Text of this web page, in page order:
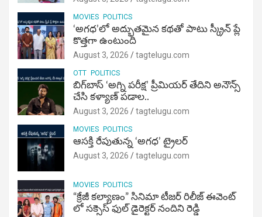
MOVIES POLITICS
‘అగధ’లో అద్భుతమైన కథతో పాటు స్క్రీన్ ప్లే
కొత్తగా ఉంటుంది
August 3, 2026 tagtelugu.com
OTT POLITICS
బిగ్‌బాస్ ‘అగ్ని ప‌రీక్ష‌’ ప్రీమియర్ తేదిని అనౌన్స్
చేసి కళ్యాణ్ పడాల..
August 3, 2026 tagtelugu.com
MOVIES POLITICS
ఆసక్తి రేపుతున్న ‘అగధ’ ట్రైలర్
August 3, 2026 tagtelugu.com
MOVIES POLITICS
“క్రేజీ కల్యాణం” సినిమా టీజర్ రిలీజ్ ఈవెంట్
లో సక్సెస్ ఫుల్ డైరెక్టర్ నందిని రెడ్డి